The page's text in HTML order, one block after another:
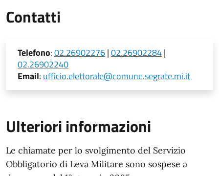
Contatti
Telefono:02.26902276|02.26902284|
02.26902240
Email: ufficio.elettorale@comune.segrate.mi.it
Ulteriori informazioni
Le chiamate per lo svolgimento del Servizio
Obbligatorio di Leva Militare sono sospese a